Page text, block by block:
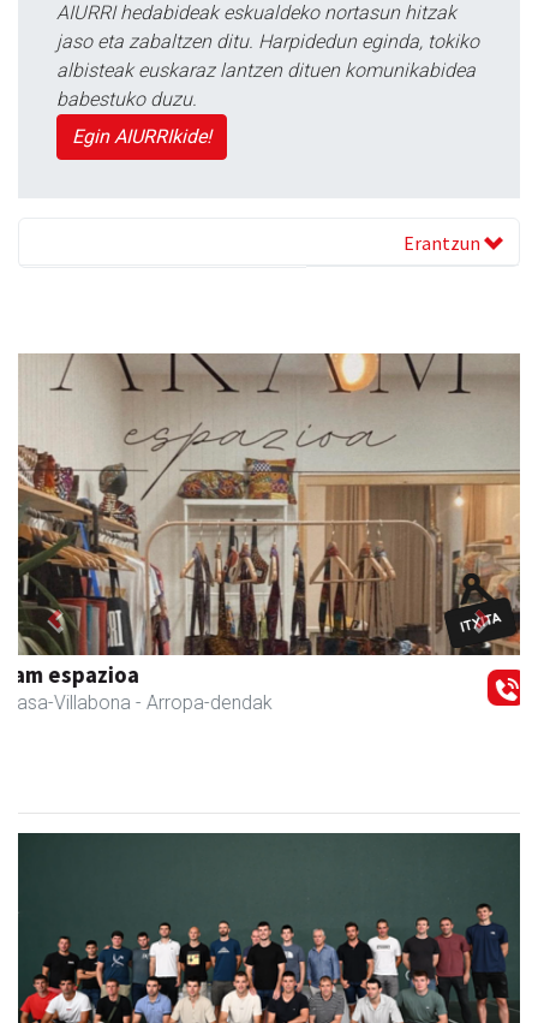
AIURRI hedabideak eskualdeko nortasun hitzak
jaso eta zabaltzen ditu. Harpidedun eginda, tokiko
albisteak euskaraz lantzen dituen komunikabidea
babestuko duzu.
Egin AIURRIkide!
Erantzun
Amasa kafetegia
Amasa-Villabona - Gozotegiak
Previous Next